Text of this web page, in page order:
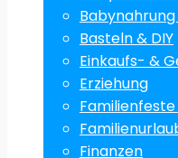
Basteln & DIY
Einkaufs- &
Erziehung
Finanzen